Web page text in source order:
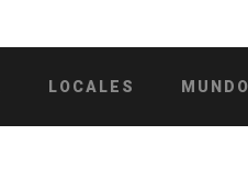
LOCALES MUNDO